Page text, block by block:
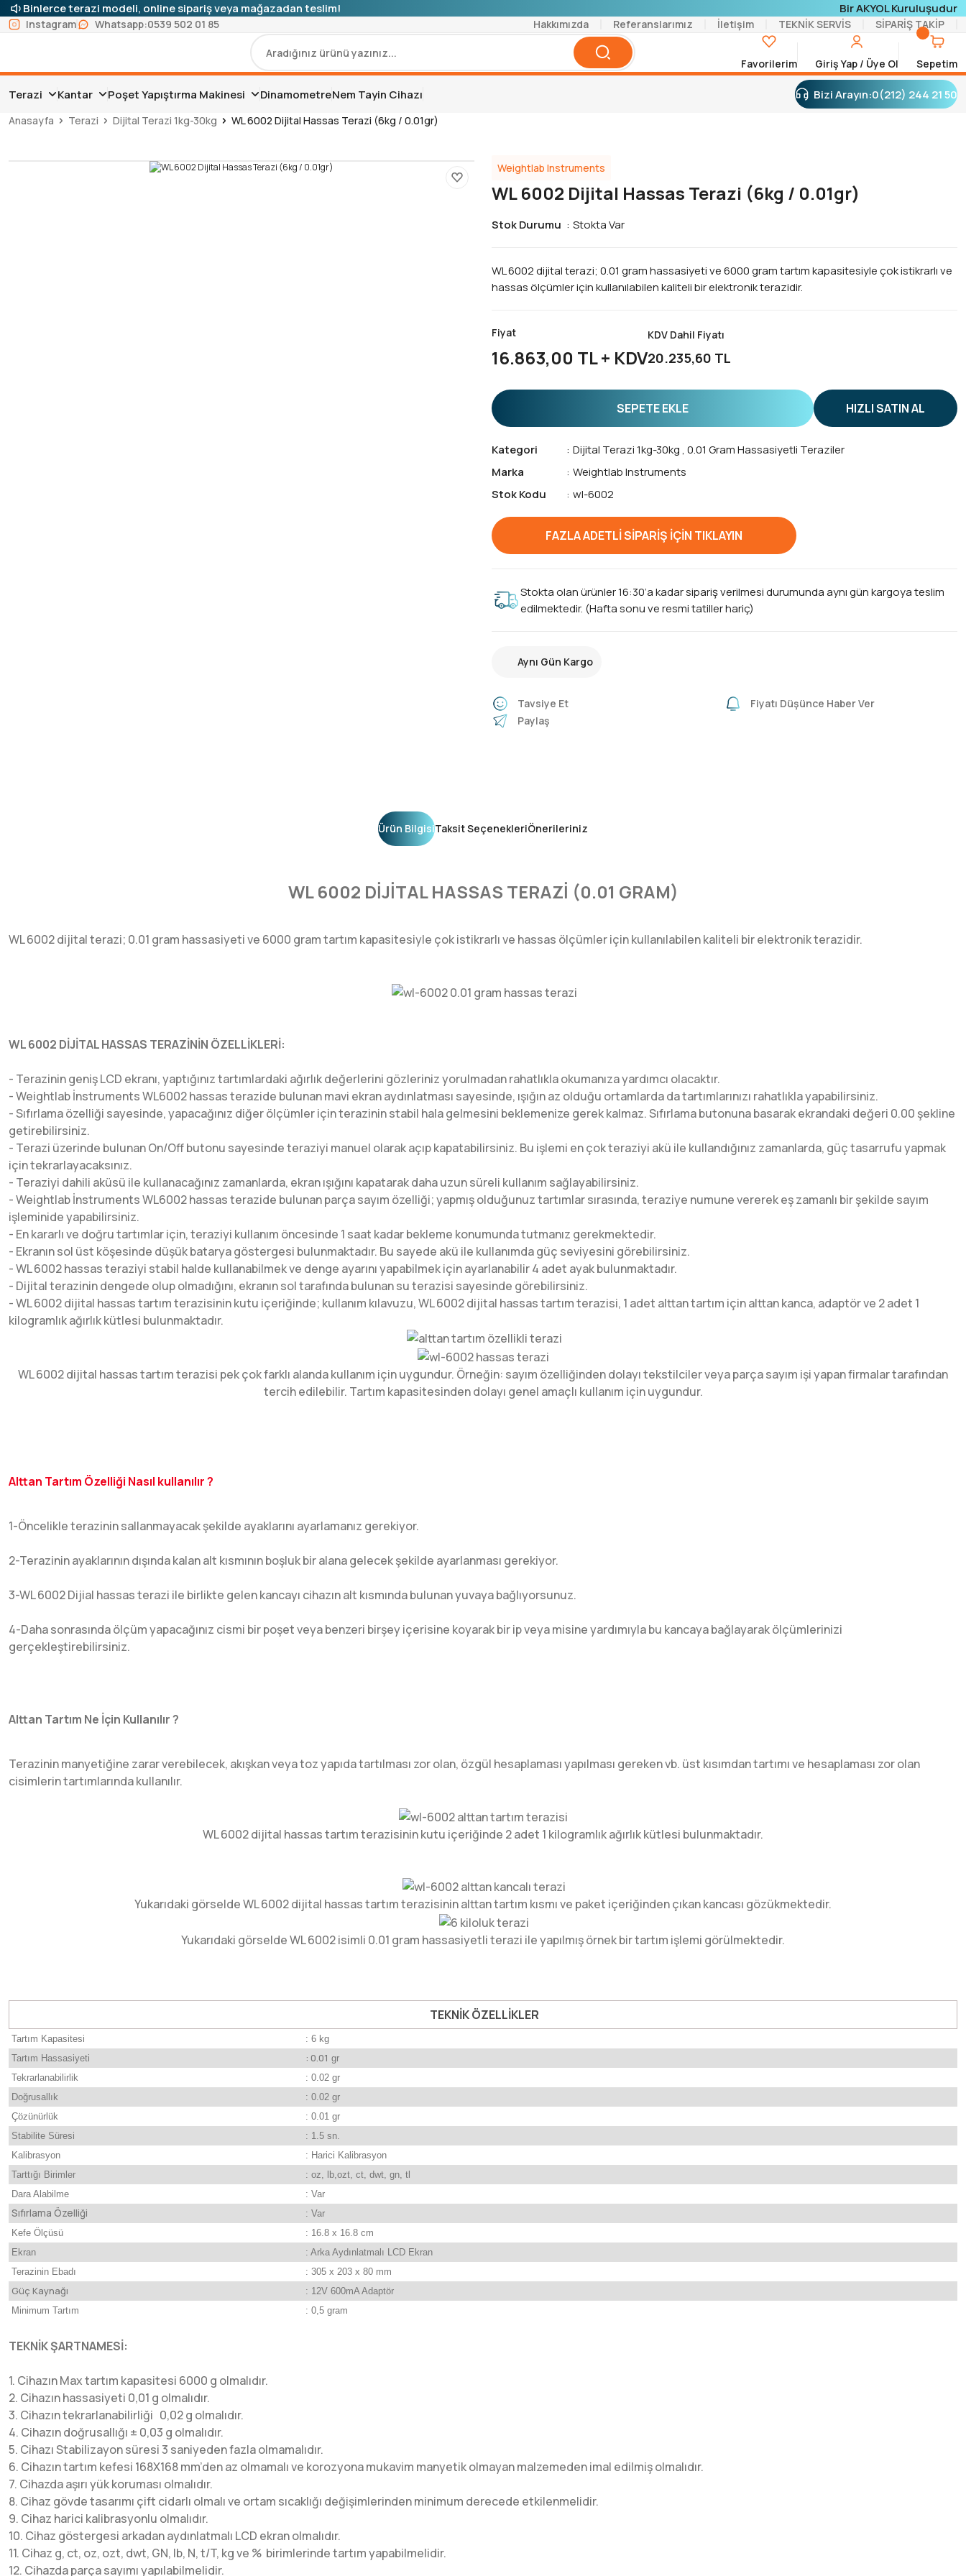
Binlerce terazi modeli, online sipariş veya mağazadan teslim! Bir AKYOL Kuruluşudur
Instagram Whatsapp:0539 502 01 85 Hakkımızda Referanslarımız İletişim TEKNİK SERVİS SİPARİŞ TAKİP
Favorilerim Giriş Yap / Üye Ol Sepetim
Terazi Kantar Poşet Yapıştırma Makinesi DinamometreNem Tayin Cihazı Bizi Arayın:0(212) 244 21 50
Anasayfa Terazi Dijital Terazi 1kg-30kg WL 6002 Dijital Hassas Terazi (6kg / 0.01gr)
Weightlab Instruments
WL 6002 Dijital Hassas Terazi (6kg / 0.01gr)
Stok Durumu Stokta Var
WL 6002 dijital terazi; 0.01 gram hassasiyeti ve 6000 gram tartım kapasitesiyle çok istikrarlı ve
hassas ölçümler için kullanılabilen kaliteli bir elektronik terazidir.
Fiyat
16.863,00 TL + KDV
KDV Dahil Fiyatı
20.235,60 TL
SEPETE EKLE HIZLI SATIN AL
Kategori Dijital Terazi 1kg-30kg, 0.01 Gram Hassasiyetli Teraziler
Marka
Weightlab Instruments
Stok Kodu
wl-6002
FAZLA ADETLİ SİPARİŞ İÇİN TIKLAYIN
Stokta olan ürünler 16:30’a kadar sipariş verilmesi durumunda aynı gün kargoya teslim
edilmektedir. (Hafta sonu ve resmi tatiller hariç)
Aynı Gün Kargo
Tavsiye Et
Fiyatı Düşünce Haber Ver
Paylaş
Ürün BilgisiTaksit SeçenekleriÖnerileriniz
WL 6002 DİJİTAL HASSAS TERAZİ (0.01 GRAM)
WL 6002 dijital terazi; 0.01 gram hassasiyeti ve 6000 gram tartım kapasitesiyle çok istikrarlı ve hassas ölçümler için kullanılabilen kaliteli bir elektronik terazidir.
WL 6002 DİJİTAL HASSAS TERAZİNİN ÖZELLİKLERİ:
- Terazinin geniş LCD ekranı, yaptığınız tartımlardaki ağırlık değerlerini gözleriniz yorulmadan rahatlıkla okumanıza yardımcı olacaktır.
- Weightlab İnstruments WL6002 hassas terazide bulunan mavi ekran aydınlatması sayesinde, ışığın az olduğu ortamlarda da tartımlarınızı rahatlıkla yapabilirsiniz.
- Sıfırlama özelliği sayesinde, yapacağınız diğer ölçümler için terazinin stabil hala gelmesini beklemenize gerek kalmaz. Sıfırlama butonuna basarak ekrandaki değeri 0.00 şekline
getirebilirsiniz.
- Terazi üzerinde bulunan On/Off butonu sayesinde teraziyi manuel olarak açıp kapatabilirsiniz. Bu işlemi en çok teraziyi akü ile kullandığınız zamanlarda, güç tasarrufu yapmak
için tekrarlayacaksınız.
- Teraziyi dahili aküsü ile kullanacağınız zamanlarda, ekran ışığını kapatarak daha uzun süreli kullanım sağlayabilirsiniz.
-Weightlab İnstruments WL6002 hassas terazide bulunan parça sayım özelliği; yapmış olduğunuz tartımlar sırasında, teraziye numune vererek eş zamanlı bir şekilde sayım
işleminide yapabilirsiniz.
- En kararlı ve doğru tartımlar için, teraziyi kullanım öncesinde 1 saat kadar bekleme konumunda tutmanız gerekmektedir.
- Ekranın sol üst köşesinde düşük batarya göstergesi bulunmaktadır. Bu sayede akü ile kullanımda güç seviyesini görebilirsiniz.
- WL 6002 hassas teraziyi stabil halde kullanabilmek ve denge ayarını yapabilmek için ayarlanabilir 4 adet ayak bulunmaktadır.
- Dijital terazinin dengede olup olmadığını, ekranın sol tarafında bulunan su terazisi sayesinde görebilirsiniz.
- WL 6002 dijital hassas tartım terazisinin kutu içeriğinde; kullanım kılavuzu, WL 6002 dijital hassas tartım terazisi, 1 adet alttan tartım için alttan kanca, adaptör ve 2 adet 1
kilogramlık ağırlık kütlesi bulunmaktadır.
WL 6002 dijital hassas tartım terazisi pek çok farklı alanda kullanım için uygundur. Örneğin: sayım özelliğinden dolayı tekstilciler veya parça sayım işi yapan firmalar tarafından
tercih edilebilir. Tartım kapasitesinden dolayı genel amaçlı kullanım için uygundur.
Alttan Tartım Özelliği Nasıl kullanılır ?
1-Öncelikle terazinin sallanmayacak şekilde ayaklarını ayarlamanız gerekiyor.
2-Terazinin ayaklarının dışında kalan alt kısmının boşluk bir alana gelecek şekilde ayarlanması gerekiyor.
3-WL 6002 Dijial hassas terazi ile birlikte gelen kancayı cihazın alt kısmında bulunan yuvaya bağlıyorsunuz.
4-Daha sonrasında ölçüm yapacağınız cismi bir poşet veya benzeri birşey içerisine koyarak bir ip veya misine yardımıyla bu kancaya bağlayarak ölçümlerinizi
gerçekleştirebilirsiniz.
Alttan Tartım Ne İçin Kullanılır ?
Terazinin manyetiğine zarar verebilecek, akışkan veya toz yapıda tartılması zor olan, özgül hesaplaması yapılması gereken vb. üst kısımdan tartımı ve hesaplaması zor olan
cisimlerin tartımlarında kullanılır.
WL 6002 dijital hassas tartım terazisinin kutu içeriğinde 2 adet 1 kilogramlık ağırlık kütlesi bulunmaktadır.
Yukarıdaki görselde WL 6002 dijital hassas tartım terazisinin alttan tartım kısmı ve paket içeriğinden çıkan kancası gözükmektedir.
Yukarıdaki görselde WL 6002 isimli 0.01 gram hassasiyetli terazi ile yapılmış örnek bir tartım işlemi görülmektedir.
TEKNİK ÖZELLİKLER
Tartım Kapasitesi
: 6 kg
Tartım Hassasiyeti
: 0.01 gr
Tekrarlanabilirlik
: 0.02 gr
Doğrusallık
: 0.02 gr
Çözünürlük
: 0.01 gr
Stabilite Süresi
: 1.5 sn.
Kalibrasyon
: Harici Kalibrasyon
Tarttığı Birimler
: oz, lb,ozt, ct, dwt, gn, tl
Dara Alabilme
: Var
Sıfırlama Özelliği
: Var
Kefe Ölçüsü
: 16.8 x 16.8 cm
Ekran
: Arka Aydınlatmalı LCD Ekran
Terazinin Ebadı
: 305 x 203 x 80 mm
Güç Kaynağı
: 12V 600mA Adaptör
Minimum Tartım
: 0,5 gram
TEKNİK ŞARTNAMESİ:
1. Cihazın Max tartım kapasitesi 6000 g olmalıdır.
2. Cihazın hassasiyeti 0,01 g olmalıdır.
3. Cihazın tekrarlanabilirliği 0,02 g olmalıdır.
4. Cihazın doğrusallığı ± 0,03 g olmalıdır.
5. Cihazı Stabilizayon süresi 3 saniyeden fazla olmamalıdır.
6. Cihazın tartım kefesi 168X168 mm’den az olmamalı ve korozyona mukavim manyetik olmayan malzemeden imal edilmiş olmalıdır.
7. Cihazda aşırı yük koruması olmalıdır.
8. Cihaz gövde tasarımı çift cidarlı olmalı ve ortam sıcaklığı değişimlerinden minimum derecede etkilenmelidir.
9. Cihaz harici kalibrasyonlu olmalıdır.
10. Cihaz göstergesi arkadan aydınlatmalı LCD ekran olmalıdır.
11. Cihaz g, ct, oz, ozt, dwt, GN, lb, N, t/T, kg ve % birimlerinde tartım yapabilmelidir.
12. Cihazda parça sayımı yapılabilmelidir.